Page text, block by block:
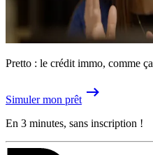
Pretto : le crédit immo, comme
Simuler mon prêt
En 3 minutes, sans inscription !